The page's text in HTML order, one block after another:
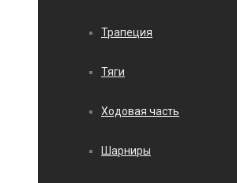
Трапеция
Тяги
Ходовая часть
Шарниры